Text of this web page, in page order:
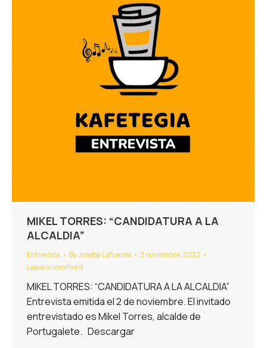
MIKEL TORRES: “CANDIDATURA A LA
ALCALDIA”
Entrevista ByJoseba Lafuente
2 noviembre, 2022
Leave a comment
MIKEL TORRES: “CANDIDATURA A LA ALCALDIA”
Entrevista emitida el 2 de noviembre. El invitado
entrevistado es Mikel Torres, alcalde de
Portugalete. Descargar